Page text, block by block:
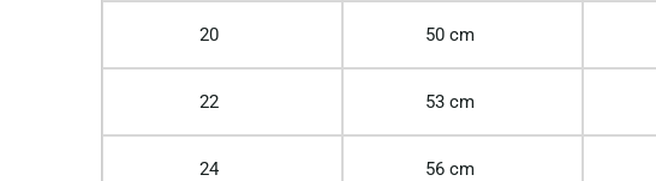
20 50 cm
22 53 cm
24 56 cm